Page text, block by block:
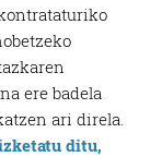
ere badela
ari direla.
ditu,